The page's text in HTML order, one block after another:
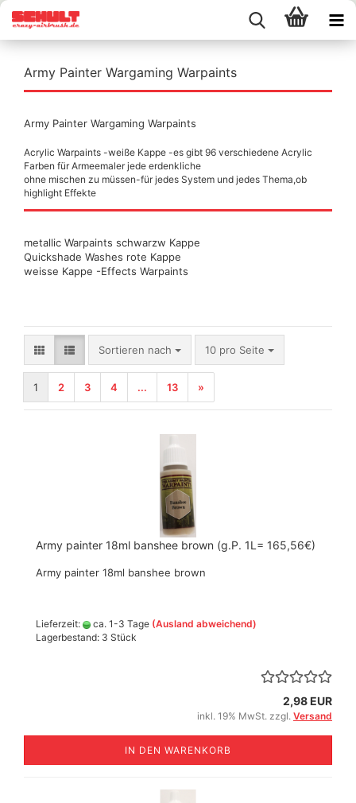
Army Painter Wargaming Warpaints
Army Painter Wargaming Warpaints
Acrylic Warpaints -weiße Kappe -es gibt 96 verschiedene Acrylic
Farben für Armeemaler jede erdenkliche
ohne mischen zu müssen-für jedes System und jedes Thema,ob
highlight Effekte
metallic Warpaints schwarzw Kappe
Quickshade Washes rote Kappe
weisse Kappe -Effects Warpaints
Sortieren nach
Sortieren nach 10 pro Seite
pro Seite
1 2 3 4 ... 13 »
Army painter 18ml banshee brown (g.P. 1L= 165,56€)
Army painter 18ml banshee brown
Lieferzeit: ca. 1-3 Tage (Ausland abweichend)
Lagerbestand: 3 Stück
2,98 EUR
inkl. 19% MwSt. zzgl. Versand
IN DEN WARENKORB